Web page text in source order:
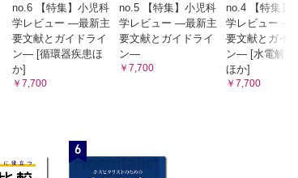
no.6 【特集】小児科
学レビュー —最新主
要文献とガイドライ
ン— [循環器疾患ほ
か]
￥7,700
no.5 【特集】小児科
学レビュー —最新主
要文献とガイドライ
ン—
￥7,700
no.4 【特集】
学レビュー —
要文献とガイ
ン— [水電解質
ほか]
￥7,700
6